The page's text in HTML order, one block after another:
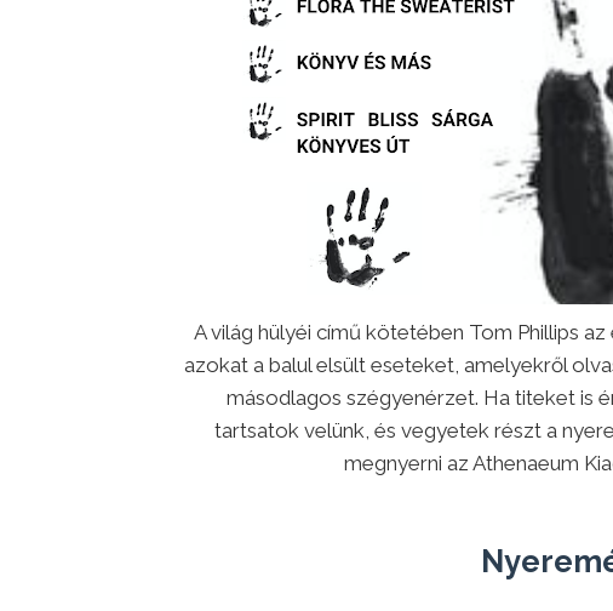
A világ hülyéi című kötetében Tom Phillips
azokat a balul elsült eseteket, amelyekről
másodlagos szégyenérzet. Ha titeket is
tartsatok velünk, és vegyetek részt a
megnyerni az Athenaeum